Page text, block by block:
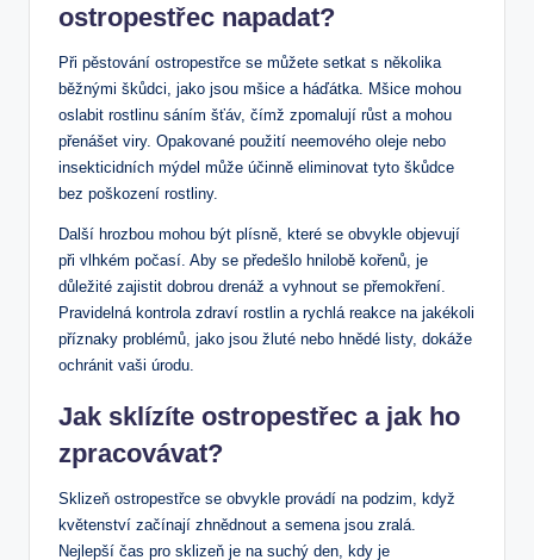
ostropestřec napadat?
Při pěstování ostropestřce se můžete setkat s několika
běžnými škůdci, jako jsou mšice a háďátka. Mšice mohou
oslabit rostlinu sáním šťáv, čímž zpomalují růst a mohou
přenášet viry. Opakované použití neemového oleje nebo
insekticidních mýdel může účinně eliminovat tyto škůdce
bez poškození rostliny.
Další hrozbou mohou být plísně, které se obvykle objevují
při vlhkém počasí. Aby se předešlo hnilobě kořenů, je
důležité zajistit dobrou drenáž a vyhnout se přemokření.
Pravidelná kontrola zdraví rostlin a rychlá reakce na jakékoli
příznaky problémů, jako jsou žluté nebo hnědé listy, dokáže
ochránit vaši úrodu.
Jak sklízíte ostropestřec a jak ho
zpracovávat?
Sklizeň ostropestřce se obvykle provádí na podzim, když
květenství začínají zhnědnout a semena jsou zralá.
Nejlepší čas pro sklizeň je na suchý den, kdy je